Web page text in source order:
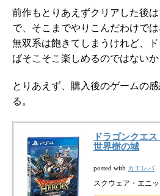
前作もとりあえずクリアした後
で、そこまでやりこんだわけでは
無双系は飽きてしまうけれど、
ばそこそこ楽しめるのではないか
とりあえず、購入後のゲームの
る。
ドラゴンクエ
世界樹の城
posted with カエレバ
スクウェア・エニ